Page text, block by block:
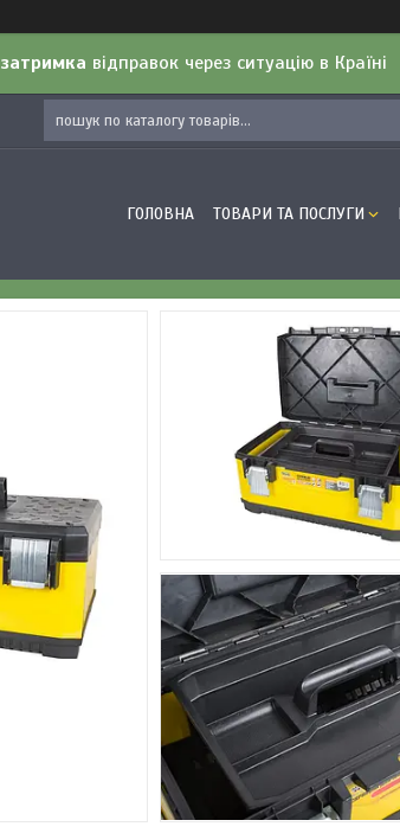
затримка відправок через ситуацію в Країні
ГОЛОВНА ТОВАРИ ТА ПОСЛУГИ